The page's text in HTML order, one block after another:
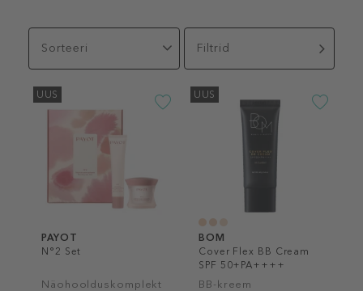
Sorteeri Filtrid
UUS
PAYOT
N°2 Set
Näohoolduskomplekt
UUS
BOM
Cover Flex BB Cream
SPF 50+PA++++
BB-kreem